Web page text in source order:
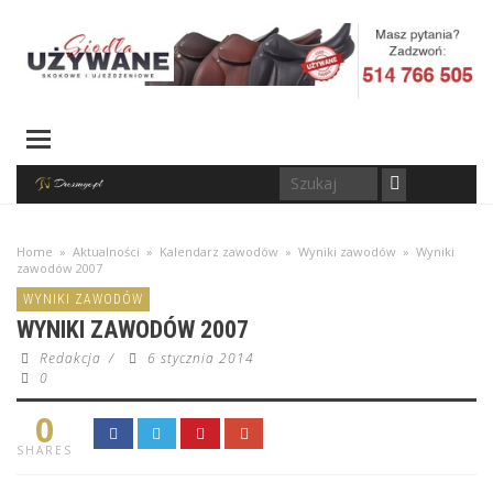
Home » Aktualności » Kalendarz zawodów » Wyniki zawodów » Wyniki
zawodów 2007
WYNIKI ZAWODÓW
WYNIKI ZAWODÓW 2007
Redakcja /
6 stycznia 2014
0
0
SHARES